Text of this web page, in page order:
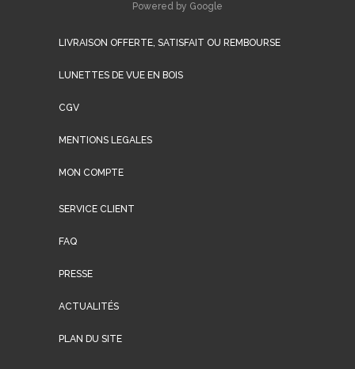
Powered by Google
LIVRAISON OFFERTE, SATISFAIT OU REMBOURSE
LUNETTES DE VUE EN BOIS
CGV
MENTIONS LEGALES
MON COMPTE
SERVICE CLIENT
FAQ
PRESSE
ACTUALITÉS
PLAN DU SITE